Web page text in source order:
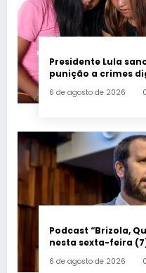
Presidente Lula
punição a crimes
6 de agosto de 2026
Podcast “Brizola,
nesta sexta-feira
6 de agosto de 2026